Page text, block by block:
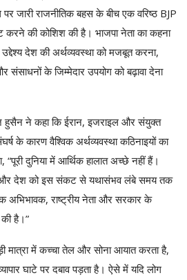
जारी राजनीतिक बहस के बीच एक वरिष्ठ BJP
की कोशिश की है। भाजपा नेता का कहना
देश की अर्थव्यवस्था को मजबूत करना,
संसाधनों के जिम्मेदार उपयोग को बढ़ावा देना
हुसैन ने कहा कि ईरान, इजराइल और संयुक्त
के कारण वैश्विक अर्थव्यवस्था कठिनाइयों का
दुनिया में आर्थिक हालात अच्छे नहीं हैं।
और देश को इस संकट से यथासंभव लंबे समय तक
अभिभावक, राष्ट्रीय नेता और सरकार के
है।”
मात्रा में कच्चा तेल और सोना आयात करता है,
घाटे पर दबाव पड़ता है। ऐसे में यदि लोग